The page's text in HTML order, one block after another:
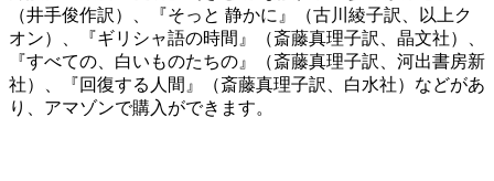
（井手俊作訳）、『そっと 静かに』（古川綾子訳、以上ク
オン）、『ギリシャ語の時間』（斎藤真理子訳、晶文社）、
『すべての、白いものたちの』（斎藤真理子訳、河出書房新
社）、『回復する人間』（斎藤真理子訳、白水社）などがあ
り、アマゾンで購入ができます。